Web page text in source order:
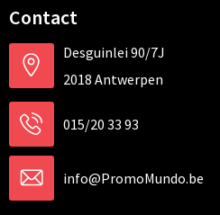
Contact
Desguinlei 90/7J
2018 Antwerpen
015/20 33 93
info@PromoMundo.be